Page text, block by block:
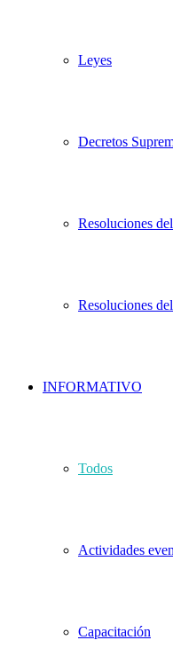
Leyes
Decretos
Resoluciones
Resoluciones
INFORMATIVO
Todos
Actividades
Capacitación